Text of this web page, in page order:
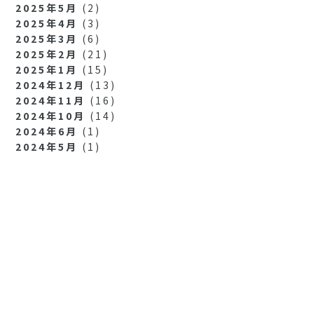
2025年5月 (2)
2025年4月 (3)
2025年3月 (6)
2025年2月 (21)
2025年1月 (15)
2024年12月 (13)
2024年11月 (16)
2024年10月 (14)
2024年6月 (1)
2024年5月 (1)